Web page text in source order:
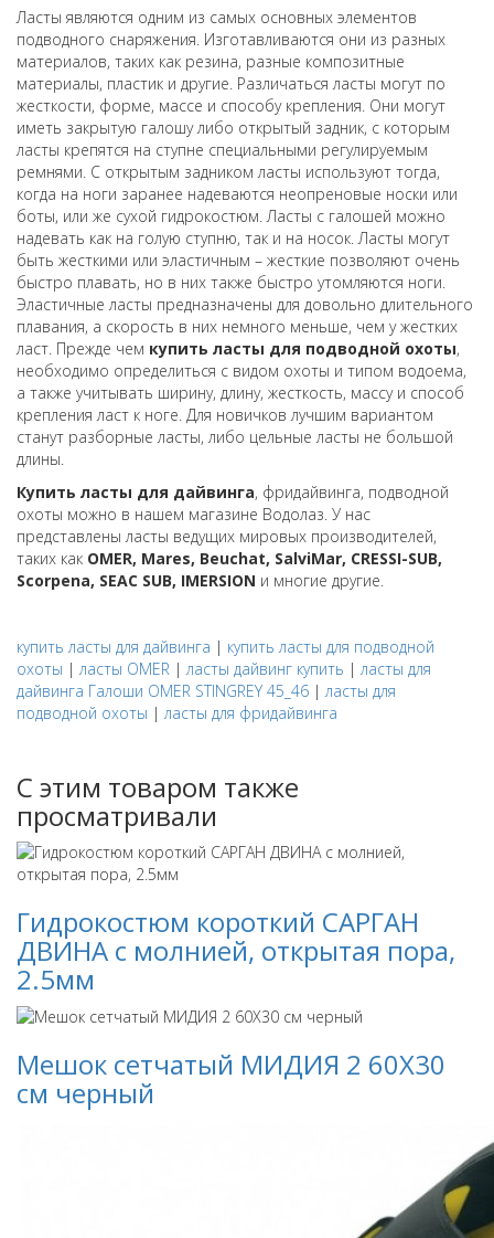
Ласты являются одним из самых основных элементов
подводного снаряжения. Изготавливаются они из разных
материалов, таких как резина, разные композитные
материалы, пластик и другие. Различаться ласты могут по
жесткости, форме, массе и способу крепления. Они могут
иметь закрытую галошу либо открытый задник, с которым
ласты крепятся на ступне специальными регулируемым
ремнями. С открытым задником ласты используют тогда,
когда на ноги заранее надеваются неопреновые носки или
боты, или же сухой гидрокостюм. Ласты с галошей можно
надевать как на голую ступню, так и на носок. Ласты могут
быть жесткими или эластичным – жесткие позволяют очень
быстро плавать, но в них также быстро утомляются ноги.
Эластичные ласты предназначены для довольно длительного
плавания, а скорость в них немного меньше, чем у жестких
ласт. Прежде чем купить ласты для подводной охоты,
необходимо определиться с видом охоты и типом водоема,
а также учитывать ширину, длину, жесткость, массу и способ
крепления ласт к ноге. Для новичков лучшим вариантом
станут разборные ласты, либо цельные ласты не большой
длины.
Купить ласты для дайвинга, фридайвинга, подводной
охоты можно в нашем магазине Водолаз. У нас
представлены ласты ведущих мировых производителей,
таких как OMER, Mares, Beuchat, SalviMar, CRESSI-SUB,
Scorpena, SEAC SUB, IMERSION и многие другие.
купить ласты для дайвинга | купить ласты для подводной
охоты |ласты OMER |ласты дайвинг купить |ласты для
дайвинга Галоши OMER STINGREY 45_46 |ласты для
подводной охоты |ласты для фридайвинга
С этим товаром также
просматривали
Гидрокостюм короткий САРГАН
ДВИНА с молнией, открытая пора,
2.5мм
Мешок сетчатый МИДИЯ 2 60Х30
см черный